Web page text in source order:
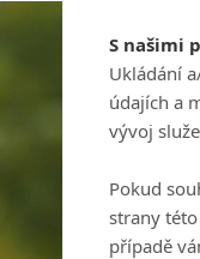
S našimi
Ukládání
údajích a
vývoj
Pokud
strany
případě